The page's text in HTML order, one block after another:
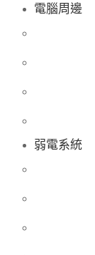
電腦周邊
弱電系統